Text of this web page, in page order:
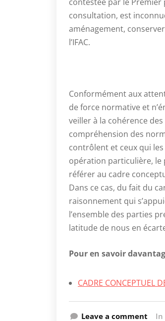
consultation, est
aménagement,
l’IFAC.
Conformément aux
de force normative et
veiller à la cohérence
compréhension des
contrôlent et ceux qui
opération particulière, le
référer au cadre
Dans ce cas, du fait du
raisonnement qui
l’ensemble des parties
latitude de nous en
Pour en savoir
CADRE CONCEPTUEL
Leave a comment In